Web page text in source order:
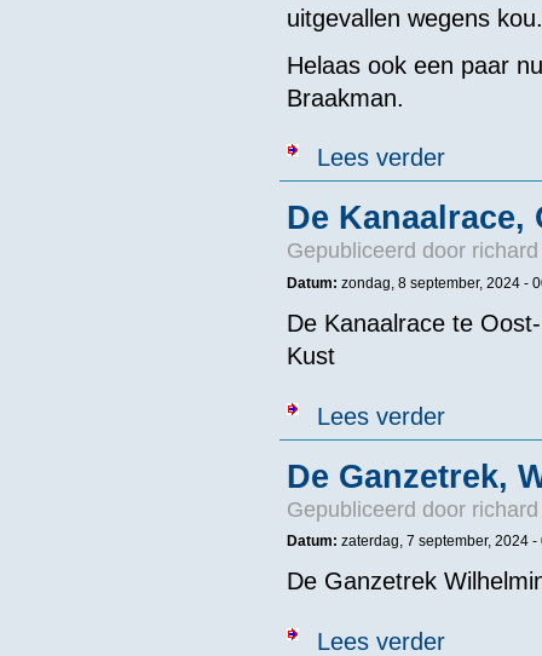
uitgevallen wegens
Helaas ook een paar
Braakman.
Lees verderover
De Kanaalrace,
Gepubliceerd door
Datum: zondag, 8 september, 2024 -
De Kanaalrace te
Kust
Lees verderover De
De Ganzetrek,
Gepubliceerd door
Datum: zaterdag, 7 september, 2024 -
De Ganzetrek
Lees verderover De